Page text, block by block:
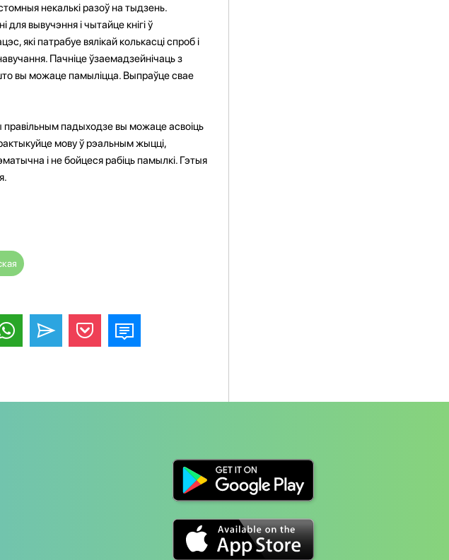
некалькі разоў на тыдзень.
вывучэння і чытайце кнігі ў
які патрабуе вялікай колькасці спроб і
Пачніце ўзаемадзейнічаць з
вы можаце памыліцца. Выпраўце свае
падыходзе вы можаце асвоіць
мову ў рэальным жыцці,
і не бойцеся рабіць памылкі. Гэтыя